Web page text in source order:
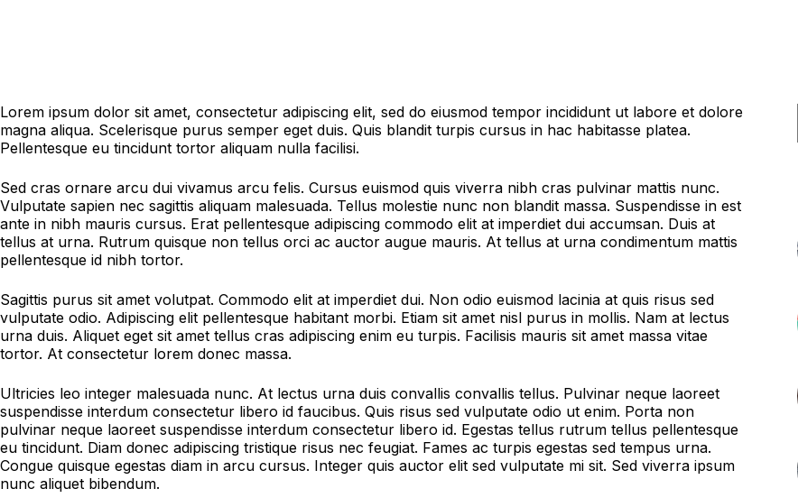
Lorem ipsum dolor sit amet, consectetur adipiscing elit, sed do eiusmod tempor incididunt ut labore et dolore
magna aliqua. Scelerisque purus semper eget duis. Quis blandit turpis cursus in hac habitasse platea.
Pellentesque eu tincidunt tortor aliquam nulla facilisi.
Sed cras ornare arcu dui vivamus arcu felis. Cursus euismod quis viverra nibh cras pulvinar mattis nunc.
Vulputate sapien nec sagittis aliquam malesuada. Tellus molestie nunc non blandit massa. Suspendisse in est
ante in nibh mauris cursus. Erat pellentesque adipiscing commodo elit at imperdiet dui accumsan. Duis at
tellus at urna. Rutrum quisque non tellus orci ac auctor augue mauris. At tellus at urna condimentum mattis
pellentesque id nibh tortor.
Sagittis purus sit amet volutpat. Commodo elit at imperdiet dui. Non odio euismod lacinia at quis risus sed
vulputate odio. Adipiscing elit pellentesque habitant morbi. Etiam sit amet nisl purus in mollis. Nam at lectus
urna duis. Aliquet eget sit amet tellus cras adipiscing enim eu turpis. Facilisis mauris sit amet massa vitae
tortor. At consectetur lorem donec massa.
Ultricies leo integer malesuada nunc. At lectus urna duis convallis convallis tellus. Pulvinar neque laoreet
suspendisse interdum consectetur libero id faucibus. Quis risus sed vulputate odio ut enim. Porta non
pulvinar neque laoreet suspendisse interdum consectetur libero id. Egestas tellus rutrum tellus pellentesque
eu tincidunt. Diam donec adipiscing tristique risus nec feugiat. Fames ac turpis egestas sed tempus urna.
Congue quisque egestas diam in arcu cursus. Integer quis auctor elit sed vulputate mi sit. Sed viverra ipsum
nunc aliquet bibendum.